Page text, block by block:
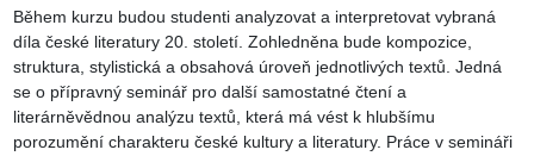
Během kurzu budou studenti analyzovat a interpretovat vybraná
díla české literatury 20. století. Zohledněna bude kompozice,
struktura, stylistická a obsahová úroveň jednotlivých textů. Jedná
se o přípravný seminář pro další samostatné čtení a
literárněvědnou analýzu textů, která má vést k hlubšímu
porozumění charakteru české kultury a literatury. Práce v semináři